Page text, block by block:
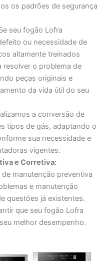
os padrões de segurança
seu fogão Lofra
ou necessidade de
altamente treinados
resolver o problema de
peças originais e
da vida útil do seu
a conversão de
tipos de gás, adaptando o
sua necessidade e
vigentes.
e Corretiva:
manutenção preventiva
e manutenção
questões já existentes.
que seu fogão Lofra
melhor desempenho.